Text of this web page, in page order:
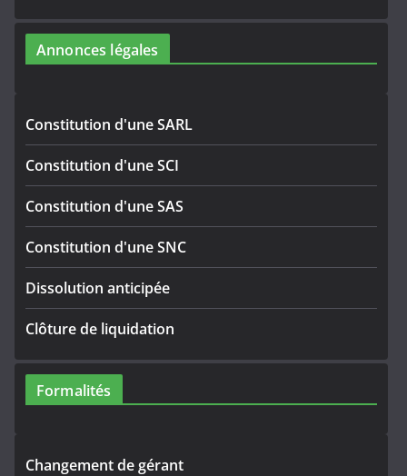
Annonces légales
Constitution d'une SARL
Constitution d'une SCI
Constitution d'une SAS
Constitution d'une SNC
Dissolution anticipée
Clôture de liquidation
Formalités
Changement de gérant